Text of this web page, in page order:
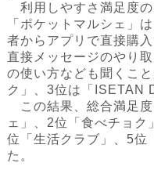
利用しやすさ満足度の
「ポケットマルシェ」
者からアプリで直接購
直接メッセージのやり
の使い方なども聞くこ
ク」、3位は「ISETAN
この結果、総合満足
ェ」、2位「食べチョ
位「生活クラブ」、5位
た。